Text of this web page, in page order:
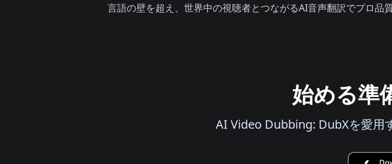
言語の壁を超え、世界中の視聴者とつながるAI音声翻訳でプロ品
始める準
AI Video Dubbing: DubXを愛用